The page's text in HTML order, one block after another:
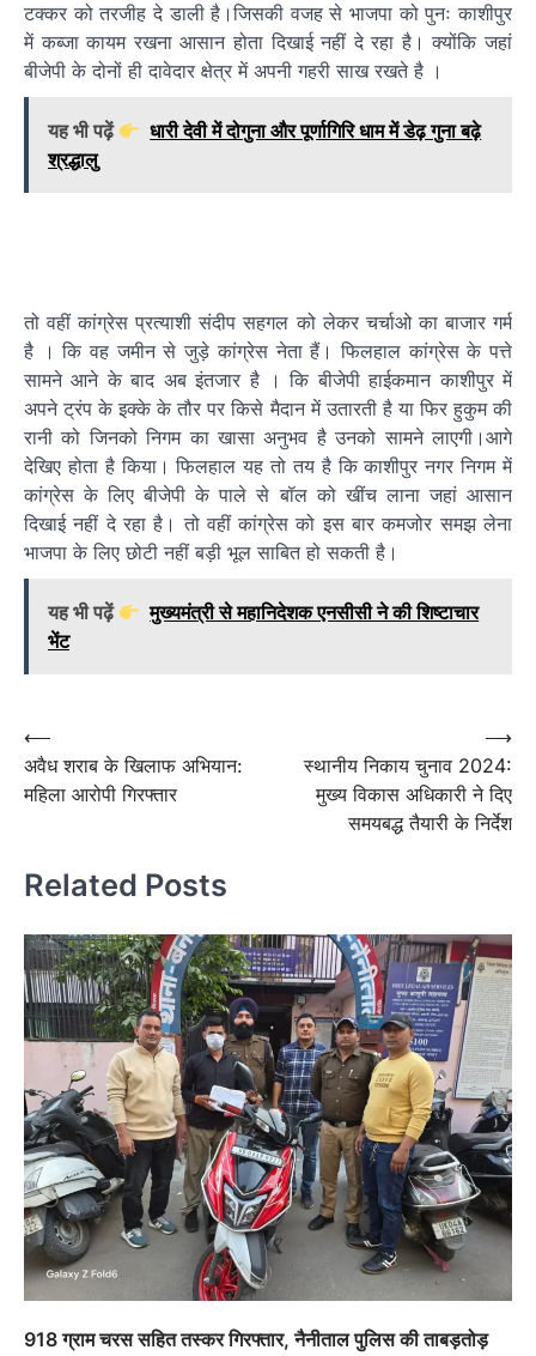
टक्कर को तरजीह दे डाली है।जिसकी वजह से भाजपा को पुनः काशीपुर
में कब्जा कायम रखना आसान होता दिखाई नहीं दे रहा है। क्योंकि जहां
बीजेपी के दोनों ही दावेदार क्षेत्र में अपनी गहरी साख रखते है ।
यह भी पढ़ें
धारी देवी में दोगुना और पूर्णागिरि धाम में डेढ़ गुना बढ़े
श्रद्धालु
तो वहीं कांग्रेस प्रत्याशी संदीप सहगल को लेकर चर्चाओ का बाजार गर्म
है । कि वह जमीन से जुड़े कांग्रेस नेता हैं। फिलहाल कांग्रेस के पत्ते
सामने आने के बाद अब इंतजार है । कि बीजेपी हाईकमान काशीपुर में
अपने ट्रंप के इक्के के तौर पर किसे मैदान में उतारती है या फिर हुकुम की
रानी को जिनको निगम का खासा अनुभव है उनको सामने लाएगी।आगे
देखिए होता है किया। फिलहाल यह तो तय है कि काशीपुर नगर निगम में
कांग्रेस के लिए बीजेपी के पाले से बॉल को खींच लाना जहां आसान
दिखाई नहीं दे रहा है। तो वहीं कांग्रेस को इस बार कमजोर समझ लेना
भाजपा के लिए छोटी नहीं बड़ी भूल साबित हो सकती है।
यह भी पढ़ें
मुख्यमंत्री से महानिदेशक एनसीसी ने की शिष्टाचार
भेंट
Post
navigation
⟵
अवैध शराब के खिलाफ अभियान:
महिला आरोपी गिरफ्तार
स्थानीय निकाय चुनाव 2024:
मुख्य विकास अधिकारी ने दिए
समयबद्ध तैयारी के निर्देश
⟶
Related Posts
918 ग्राम चरस सहित तस्कर गिरफ्तार, नैनीताल पुलिस की ताबड़तोड़